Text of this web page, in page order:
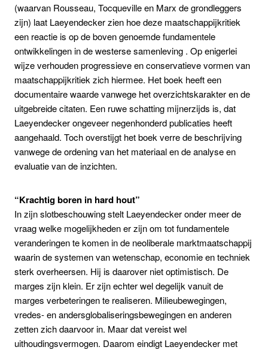
(waarvan Rousseau, Tocqueville en Marx de grondleggers
zijn) laat Laeyendecker zien hoe deze maatschappijkritiek
een reactie is op de boven genoemde fundamentele
ontwikkelingen in de westerse samenleving . Op enigerlei
wijze verhouden progressieve en conservatieve vormen van
maatschappijkritiek zich hiermee. Het boek heeft een
documentaire waarde vanwege het overzichtskarakter en de
uitgebreide citaten. Een ruwe schatting mijnerzijds is, dat
Laeyendecker ongeveer negenhonderd publicaties heeft
aangehaald. Toch overstijgt het boek verre de beschrijving
vanwege de ordening van het materiaal en de analyse en
evaluatie van de inzichten.
“Krachtig boren in hard hout”
In zijn slotbeschouwing stelt Laeyendecker onder meer de
vraag welke mogelijkheden er zijn om tot fundamentele
veranderingen te komen in de neoliberale marktmaatschappij
waarin de systemen van wetenschap, economie en techniek
sterk overheersen. Hij is daarover niet optimistisch. De
marges zijn klein. Er zijn echter wel degelijk vanuit de
marges verbeteringen te realiseren. Milieubewegingen,
vredes- en andersglobaliseringsbewegingen en anderen
zetten zich daarvoor in. Maar dat vereist wel
uithoudingsvermogen. Daarom eindigt Laeyendecker met